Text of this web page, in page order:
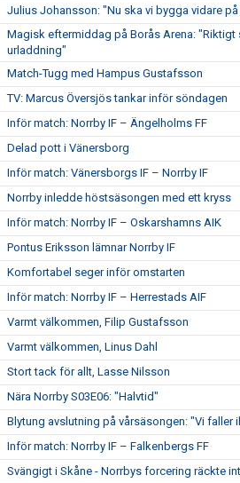
Julius Johansson: "Nu ska vi bygga vidare på
Magisk eftermiddag på Borås Arena: "Riktigt
urladdning"
Match-Tugg med Hampus Gustafsson
TV: Marcus Översjös tankar inför söndagen
Inför match: Norrby IF – Ängelholms FF
Delad pott i Vänersborg
Inför match: Vänersborgs IF – Norrby IF
Norrby inledde höstsäsongen med ett kryss
Inför match: Norrby IF – Oskarshamns AIK
Pontus Eriksson lämnar Norrby IF
Komfortabel seger inför omstarten
Inför match: Norrby IF – Herrestads AIF
Varmt välkommen, Filip Gustafsson
Varmt välkommen, Linus Dahl
Stort tack för allt, Lasse Nilsson
Nära Norrby S03E06: "Halvtid"
Blytung avslutning på vårsäsongen: "Vi faller
Inför match: Norrby IF – Falkenbergs FF
Svängigt i Skåne - Norrbys forcering räckte